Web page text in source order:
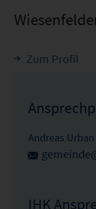
Zum Profil
Andreas
IHK